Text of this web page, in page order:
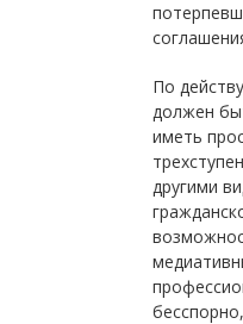
По
должен
иметь
другими